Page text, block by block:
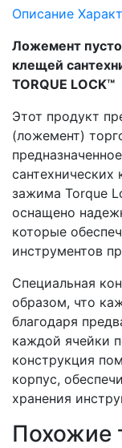
Описание
Ложемент
клещей
TORQUE LOCK™
Этот продукт
(ложемент)
зажима Torque
оснащено
которые
инструментов
Специальная
образом, что
благодаря
каждой ячейки
конструкция
корпус,
хранения
Похожие